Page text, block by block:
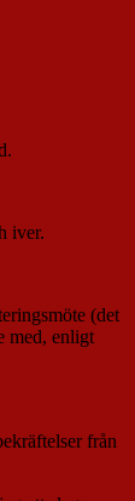
iver.
(det
med, enligt
från